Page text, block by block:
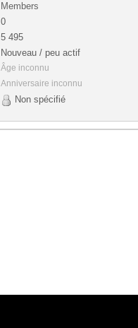
Members
0
5 495
Nouveau / peu actif
Âge inconnu
Anniversaire inconnu
Non spécifié